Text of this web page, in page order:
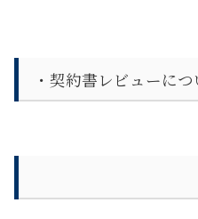
・契約書レビューにつ